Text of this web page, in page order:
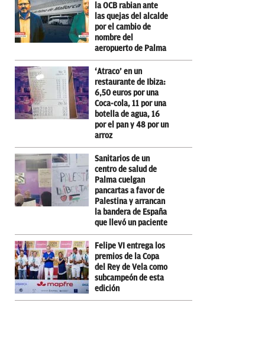
la OCB rabian ante
las quejas del alcalde
por el cambio de
nombre del
aeropuerto de Palma
‘Atraco’ en un
restaurante de Ibiza:
6,50 euros por una
Coca-cola, 11 por una
botella de agua, 16
por el pan y 48 por un
arroz
Sanitarios de un
centro de salud de
Palma cuelgan
pancartas a favor de
Palestina y arrancan
la bandera de España
que llevó un paciente
Felipe VI entrega los
premios de la Copa
del Rey de Vela como
subcampeón de esta
edición